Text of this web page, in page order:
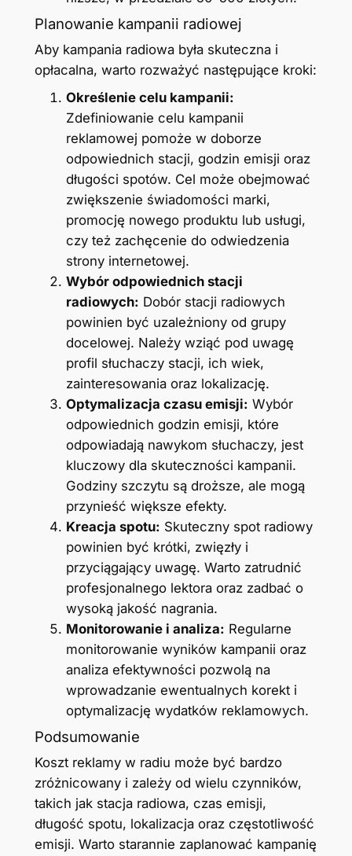
Planowanie kampanii radiowej
Aby kampania radiowa była skuteczna i
opłacalna, warto rozważyć następujące kroki:
Określenie celu kampanii:
Zdefiniowanie celu kampanii
reklamowej pomoże w doborze
odpowiednich stacji, godzin emisji oraz
długości spotów. Cel może obejmować
zwiększenie świadomości marki,
promocję nowego produktu lub usługi,
czy też zachęcenie do odwiedzenia
strony internetowej.
Wybór odpowiednich stacji
radiowych: Dobór stacji radiowych
powinien być uzależniony od grupy
docelowej. Należy wziąć pod uwagę
profil słuchaczy stacji, ich wiek,
zainteresowania oraz lokalizację.
Optymalizacja czasu emisji: Wybór
odpowiednich godzin emisji, które
odpowiadają nawykom słuchaczy, jest
kluczowy dla skuteczności kampanii.
Godziny szczytu są droższe, ale mogą
przynieść większe efekty.
Kreacja spotu: Skuteczny spot radiowy
powinien być krótki, zwięzły i
przyciągający uwagę. Warto zatrudnić
profesjonalnego lektora oraz zadbać o
wysoką jakość nagrania.
Monitorowanie i analiza: Regularne
monitorowanie wyników kampanii oraz
analiza efektywności pozwolą na
wprowadzanie ewentualnych korekt i
optymalizację wydatków reklamowych.
Podsumowanie
Koszt reklamy w radiu może być bardzo
zróżnicowany i zależy od wielu czynników,
takich jak stacja radiowa, czas emisji,
długość spotu, lokalizacja oraz częstotliwość
emisji. Warto starannie zaplanować kampanię